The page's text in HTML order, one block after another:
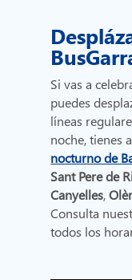
Si vas a
puedes
líneas
noche, tienes
nocturno de
Sant Pere de
Canyelles,
Consulta
todos los